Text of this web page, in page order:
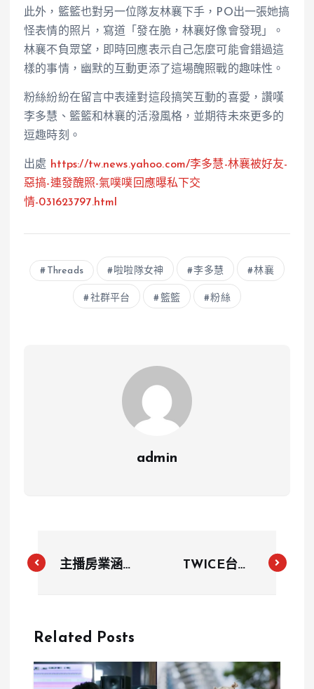
此外，籃籃也對另一位隊友林襄下手，PO出一張她搞
怪表情的照片，寫道「發在脆，林襄好像會發現」。
林襄不負眾望，即時回應表示自己怎麼可能會錯過這
樣的事情，幽默的互動更添了這場醜照戰的趣味性。
粉絲紛紛在留言中表達對這段搞笑互動的喜愛，讚嘆
李多慧、籃籃和林襄的活潑風格，並期待未來更多的
逗趣時刻。
出處 https://tw.news.yahoo.com/李多慧-林襄被好友-
惡搞-連發醜照-氣噗噗回應曝私下交
情-031623797.html
Threads 啦啦隊女神 李多慧 林襄
社群平台 籃籃 粉絲
admin
主播房業涵甜
浪漫婚禮
TWICE台籍
Related Posts